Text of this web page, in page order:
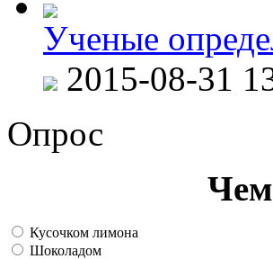
Ученые
2015-08-31
Опрос
Чем
Кусочком лимона
Шоколадом